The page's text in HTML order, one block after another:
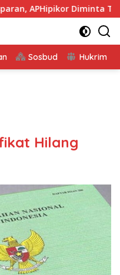
Diminta Turun
Sosbud Hukrim
Hilang